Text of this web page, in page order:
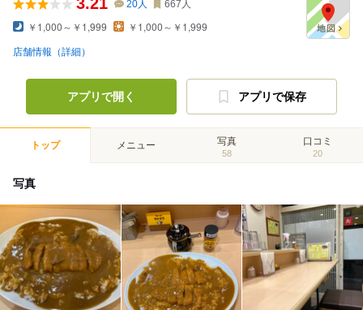
20人 667 人
￥1,000～￥1,999 ￥1,000～￥1,999
店舗情報（詳細）
アプリで開く アプリで保存
トップ メニュー 写真
58
口コミ
20
写真